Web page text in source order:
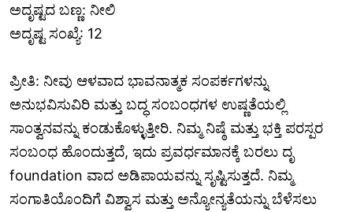
ಅದೃಷ್ಟದ ಬಣ್ಣ: ನೀಲಿ
ಅದೃಷ್ಟ ಸಂಖ್ಯೆ: 12
ಪ್ರೀತಿ: ನೀವು ಆಳವಾದ ಭಾವನಾತ್ಮಕ ಸಂಪರ್ಕಗಳನ್ನು
ಅನುಭವಿಸುವಿರಿ ಮತ್ತು ಬದ್ಧ ಸಂಬಂಧಗಳ ಉಷ್ಣತೆಯಲ್ಲಿ
ಸಾಂತ್ವನವನ್ನು ಕಂಡುಕೊಳ್ಳುತ್ತೀರಿ. ನಿಮ್ಮ ನಿಷ್ಠೆ ಮತ್ತು ಭಕ್ತಿ ಪರಸ್ಪರ
ಸಂಬಂಧ ಹೊಂದುತ್ತದೆ, ಇದು ಪ್ರವರ್ಧಮಾನಕ್ಕೆ ಬರಲು ದೃ
foundation ವಾದ ಅಡಿಪಾಯವನ್ನು ಸೃಷ್ಟಿಸುತ್ತದೆ. ನಿಮ್ಮ
ಸಂಗಾತಿಯೊಂದಿಗೆ ವಿಶ್ವಾಸ ಮತ್ತು ಅನ್ಯೋನ್ಯತೆಯನ್ನು ಬೆಳೆಸಲು